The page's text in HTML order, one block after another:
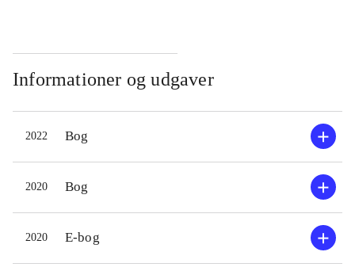
Informationer og udgaver
2022 Bog
2020 Bog
2020 E-bog